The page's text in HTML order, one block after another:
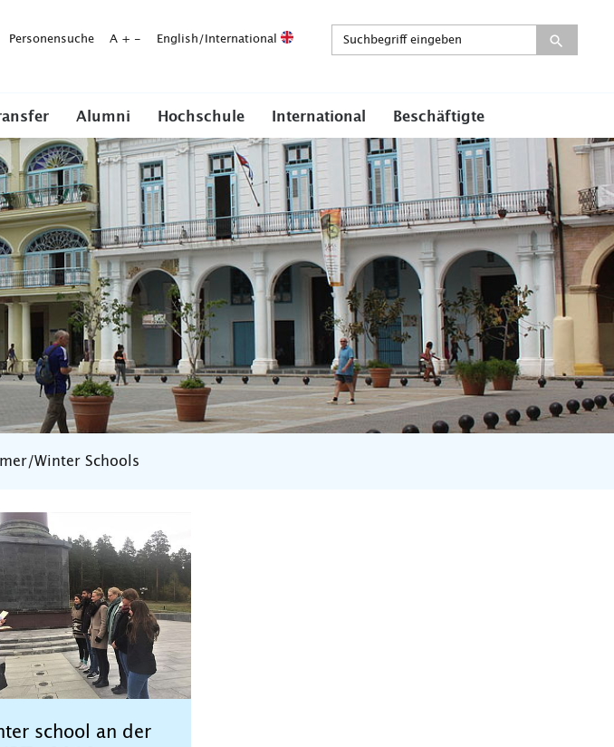
Personensuche A + - English/International
Alumni Hochschule International Beschäftigte
Winter Schools
school an der